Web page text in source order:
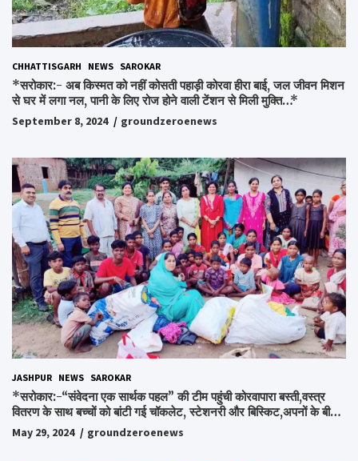
CHHATTISGARH NEWS SAROKAR
*सरोकार:- अब किस्मत को नहीं कोसती पहाड़ी कोरवा हीरा बाई, जल जीवन मिशन
से घर में लगा नल, पानी के लिए रोज होने वाली टेंशन से मिली मुक्ति…*
September 8, 2024 groundzeroenews
JASHPUR NEWS SAROKAR
*सरोकार:-“संवेदना एक सार्थक पहल” की टीम पहुंची कोरवापारा बस्ती,वस्त्र
वितरण के साथ बच्चों को बांटी गई चॉकलेट, स्टेशनरी और बिस्किट,अपनों के बीच
अपनों को पाकर भाव विभोर हुए लोग,संवेदना समूह के संस्थापक स्व.विश्वबंधु को
किया गया याद,समाजसेवी और समूह के लोगों ने रखी अपनी राय,कहा स्व.शर्मा के
May 29, 2024 groundzeroenews